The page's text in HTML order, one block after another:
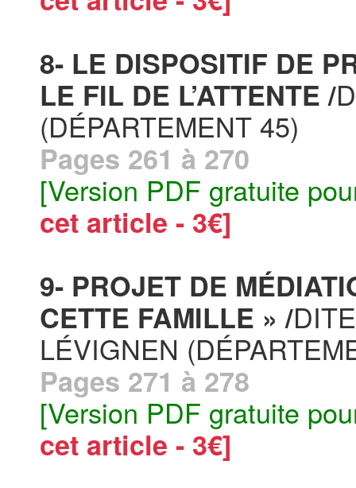
8- LE DISPOSITIF DE
LE FIL DE L’ATTENTE /
(DÉPARTEMENT 45)
Pages 261 à 270
[Version PDF gratuite
cet article - 3€]
9- PROJET DE
CETTE FAMILLE » /
LÉVIGNEN
Pages 271 à 278
[Version PDF gratuite
cet article - 3€]